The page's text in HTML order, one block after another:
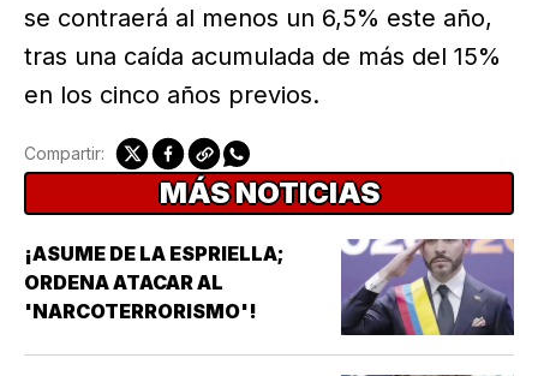
se contraerá al menos un 6,5% este año,
tras una caída acumulada de más del 15%
en los cinco años previos.
Compartir:
MÁS NOTICIAS
¡ASUME DE LA ESPRIELLA;
ORDENA ATACAR AL
'NARCOTERRORISMO'!